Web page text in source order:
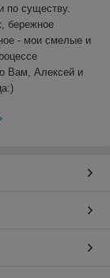
по существу.
бережное
- мои смелые и
Вам, Алексей и